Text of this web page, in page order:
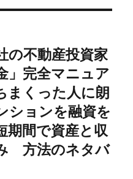
の不動産投資家
」完全マニュア
くった人に朗
ションを融資を
期間で資産と収
方法のネタバ